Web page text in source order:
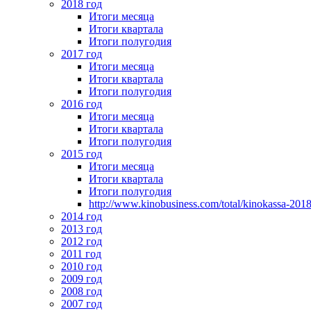
2018 год
Итоги месяца
Итоги квартала
Итоги полугодия
2017 год
Итоги месяца
Итоги квартала
Итоги полугодия
2016 год
Итоги месяца
Итоги квартала
Итоги полугодия
2015 год
Итоги месяца
Итоги квартала
Итоги полугодия
http://www.kinobusiness.com/total/kinokassa-
2014 год
2013 год
2012 год
2011 год
2010 год
2009 год
2008 год
2007 год